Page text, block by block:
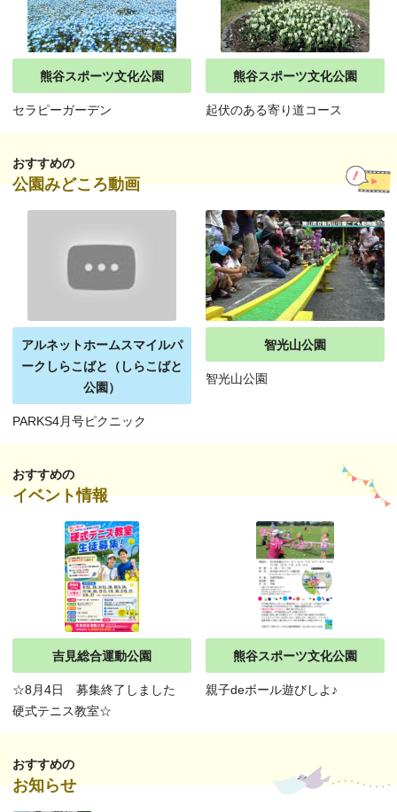
熊谷スポーツ文化公園
セラピーガーデン
熊谷スポーツ文化公園
起伏のある寄り道コース
おすすめの
公園みどころ動画
アルネットホームスマイルパ
ークしらこばと（しらこばと
公園）
PARKS4月号ピクニック
智光山公園
智光山公園
おすすめの
イベント情報
吉見総合運動公園
☆8月4日 募集終了しました
硬式テニス教室☆
熊谷スポーツ文化公園
親子deボール遊びしよ♪
おすすめの
お知らせ